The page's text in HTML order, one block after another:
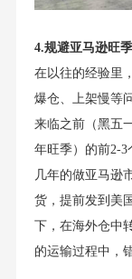
4.规避亚马逊旺
在以往的经验里
爆仓、上架慢等
来临之前（黑五
年旺季）的前2-
几年的做亚马逊
货，提前发到美
下，在海外仓中
的运输过程中，